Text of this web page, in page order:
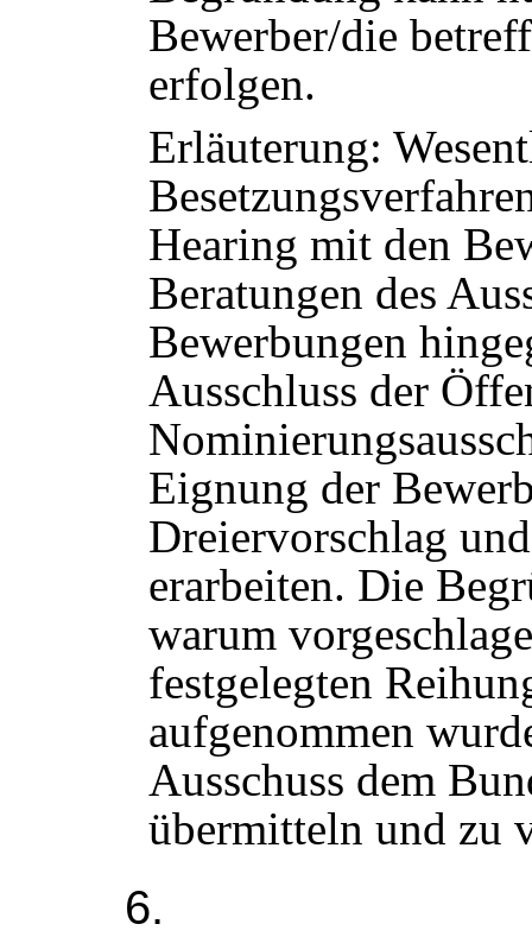
Bewerber/die
erfolgen.
Erläuterung:
Hearing mit den
Beratungen des
Bewerbungen
Ausschluss der
Eignung der
Dreiervorschlag
erarbeiten. Die
warum
festgelegten
aufgenommen
Ausschuss dem
übermitteln und zu
6.